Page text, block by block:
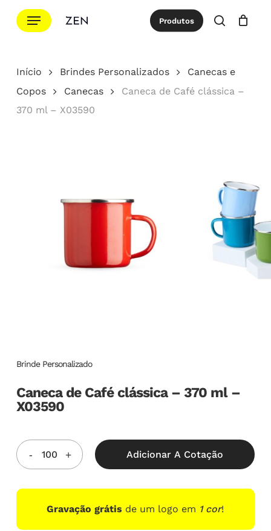
para
principal
Menu Produtos
procurar
Cotação Close
Início Brindes Personalizados
Canecas e
Copos
Canecas
Caneca de Café clássica –
370 ml – X03590
Brinde Personalizado
Caneca de Café clássica – 370 ml –
X03590
Adicionar A Cotação
Gravação grátis de um logo em 1 cor!